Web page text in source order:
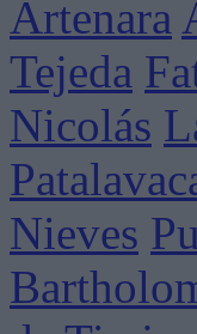
Artenara
Tejeda
Nicolás
Nieves